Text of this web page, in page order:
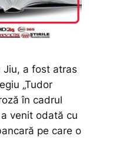
Jiu, a fost atras
„Tudor
în cadrul
a venit odată cu
pe care o